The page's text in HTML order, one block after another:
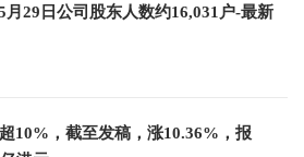
29日公司股东人数约16,031户-最新
10%，截至发稿，涨10.36%，报